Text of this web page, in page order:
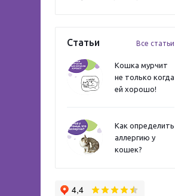
Статьи Все статьи
Кошка мурчит
не только когда
ей хорошо!
Как определить
аллергию у
кошек?